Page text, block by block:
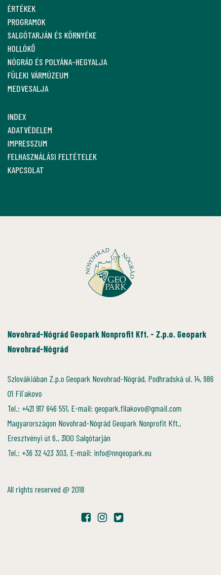
ÉRTÉKEK
PROGRAMOK
SALGÓTARJÁN ÉS KÖRNYÉKE
HOLLÓKŐ
NÓGRÁD ÉS POLYÁNA-HEGYALJA
FÜLEKI VÁRMÚZEUM
MEDVESALJA
INDEX
ADATVÉDELEM
IMPRESSZUM
FELHASZNÁLÁSI FELTÉTELEK
KAPCSOLAT
Novohrad-Nógrád Geopark Nonprofit Kft. - Z.p.o. Geopark
Novohrad-Nógrád
Szlovákiában Z.p.o Geopark Novohrad-Nógrád, Podhradská ul. 14, 986
01 Fiľakovo
Tel.: +421 917 646 551, E-mail: geopark.filakovo@gmail.com
Magyarországon Novohrad-Nógrád Geopark Nonprofit Kft.,
Eresztvényi út 6., 3100 Salgótarján
Tel.: +36 32 423 303, E-mail: info@nngeopark.eu
All rights reserved @ 2018